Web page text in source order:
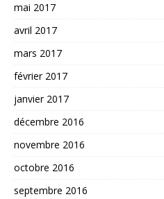
mai 2017
avril 2017
mars 2017
février 2017
janvier 2017
décembre 2016
novembre 2016
octobre 2016
septembre 2016